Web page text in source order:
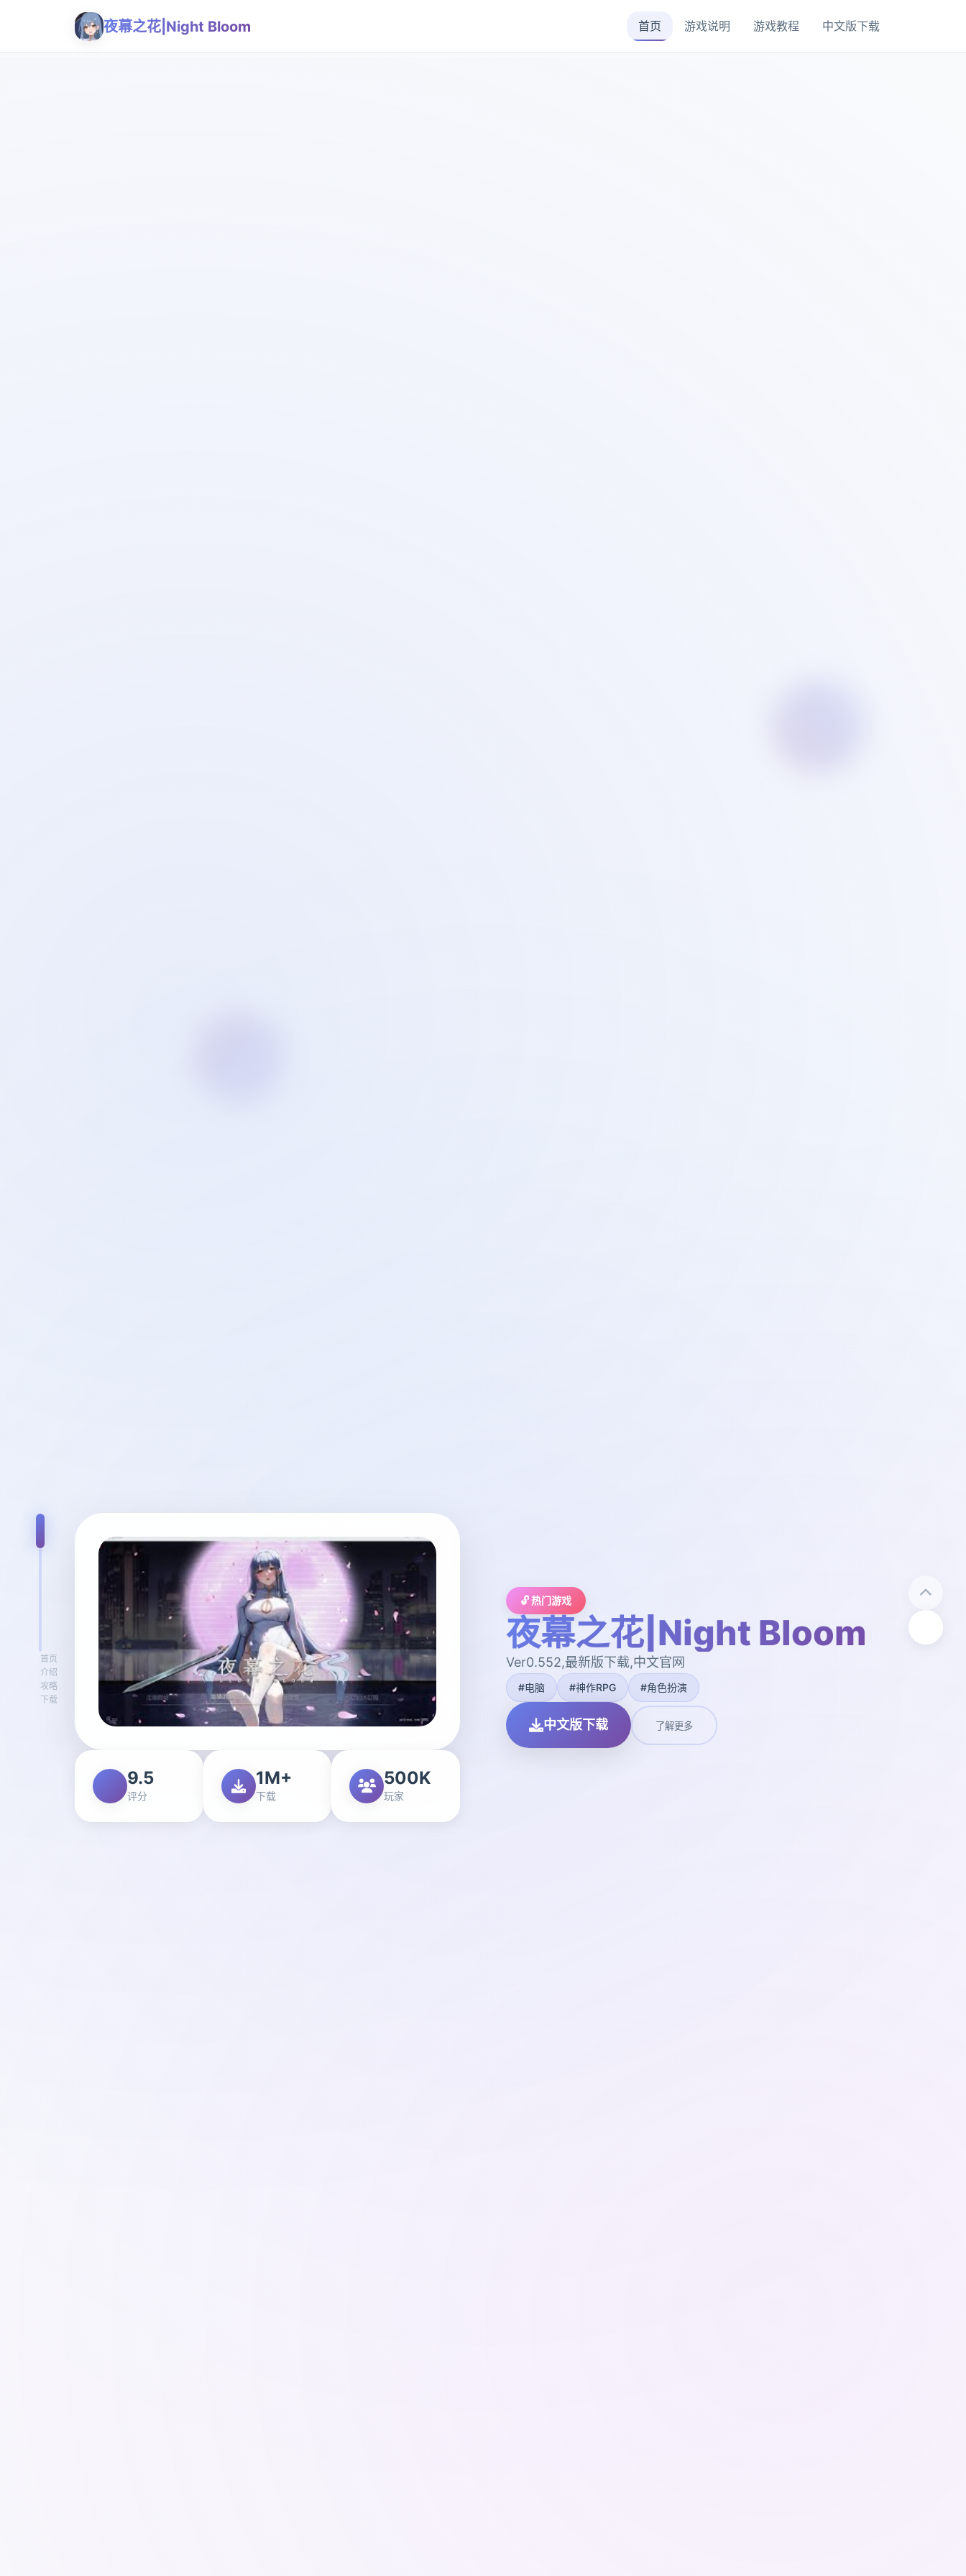
夜幕之花|Night Bloom 首页 游戏说明 游戏教程 中文版下载
首页
介绍
攻略
下载
9.5
评分
1M+
下载
500K
玩家
🔓 热门游戏
夜幕之花|Night Bloom
Ver0.552,最新版下载,中文官网
#电脑 #神作RPG #角色扮演
中文版下载 了解更多